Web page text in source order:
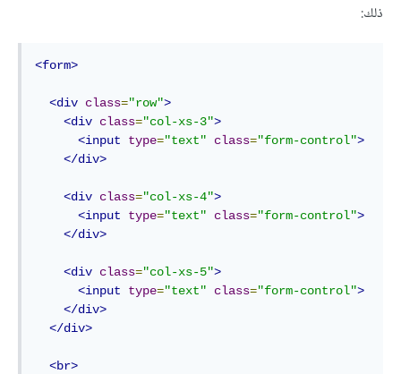
ذلك:
<form>
<div class="row">
<div class="col-xs-3">
<input
type="text" class="form-control">
</div>
<div class="col-xs-4">
<input
type="text" class="form-control">
</div>
<div class="col-xs-5">
<input
type="text" class="form-control">
</div>
</div>
<br>